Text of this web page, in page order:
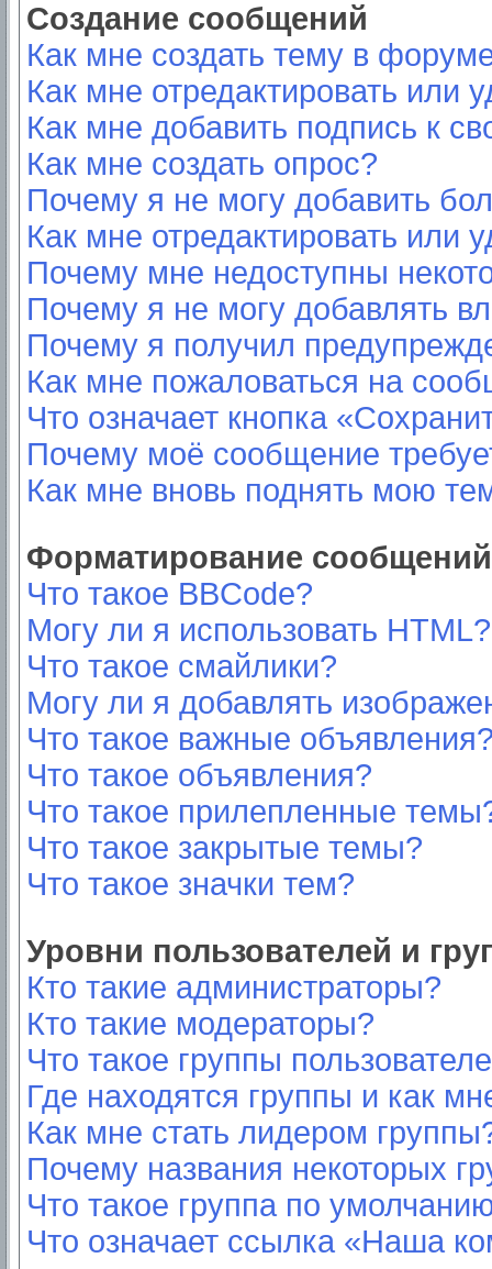
Создание сообщений
Как мне создать тему в
Как мне отредактировать или
Как мне добавить подпись к
Как мне создать опрос?
Почему я не могу добавить
Как мне отредактировать или
Почему мне недоступны
Почему я не могу добавлять
Почему я получил
Как мне пожаловаться на
Что означает кнопка
Почему моё сообщение
Как мне вновь поднять мою
Форматирование
Что такое BBCode?
Могу ли я использовать HTML?
Что такое смайлики?
Могу ли я добавлять
Что такое важные
Что такое объявления?
Что такое прилепленные
Что такое закрытые темы?
Что такое значки тем?
Уровни пользователей и
Кто такие администраторы?
Кто такие модераторы?
Что такое группы
Где находятся группы и как
Как мне стать лидером
Почему названия некоторых
Что такое группа по
Что означает ссылка «Наша